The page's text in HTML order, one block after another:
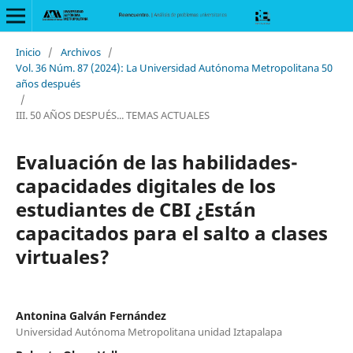
Inicio / Archivos /
Vol. 36 Núm. 87 (2024): La Universidad Autónoma Metropolitana 50
años después
/
III. 50 AÑOS DESPUÉS... TEMAS ACTUALES
Evaluación de las habilidades-
capacidades digitales de los
estudiantes de CBI ¿Están
capacitados para el salto a clases
virtuales?
Antonina Galván Fernández
Universidad Autónoma Metropolitana unidad Iztapalapa